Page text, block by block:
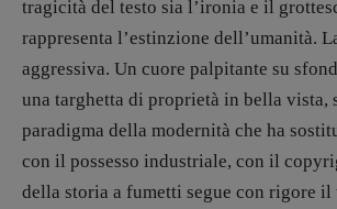
tragicità del testo sia l’ironia e il
rappresenta l’estinzione dell’umanità.
aggressiva. Un cuore palpitante su
una targhetta di proprietà in bella vista,
paradigma della modernità che ha
con il possesso industriale, con il
della storia a fumetti segue con rigore il